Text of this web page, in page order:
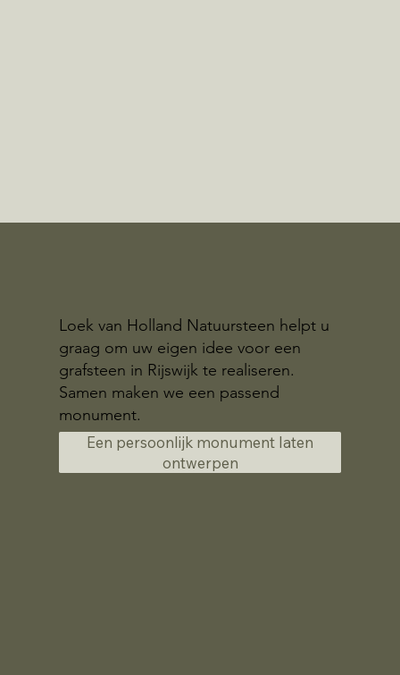
Loek van Holland Natuursteen helpt u
graag om uw eigen idee voor een
grafsteen in Rijswijk te realiseren.
Samen maken we een passend
monument.
Een persoonlijk monument laten
ontwerpen